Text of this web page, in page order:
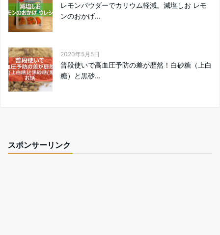
レモンパウダーでカリウム軽減。減塩しお レモ
ンのおかげ...
2020年5月5日
普段使いで高血圧予防の差が歴然！白砂糖（上白
糖）と黒砂...
スポンサーリンク